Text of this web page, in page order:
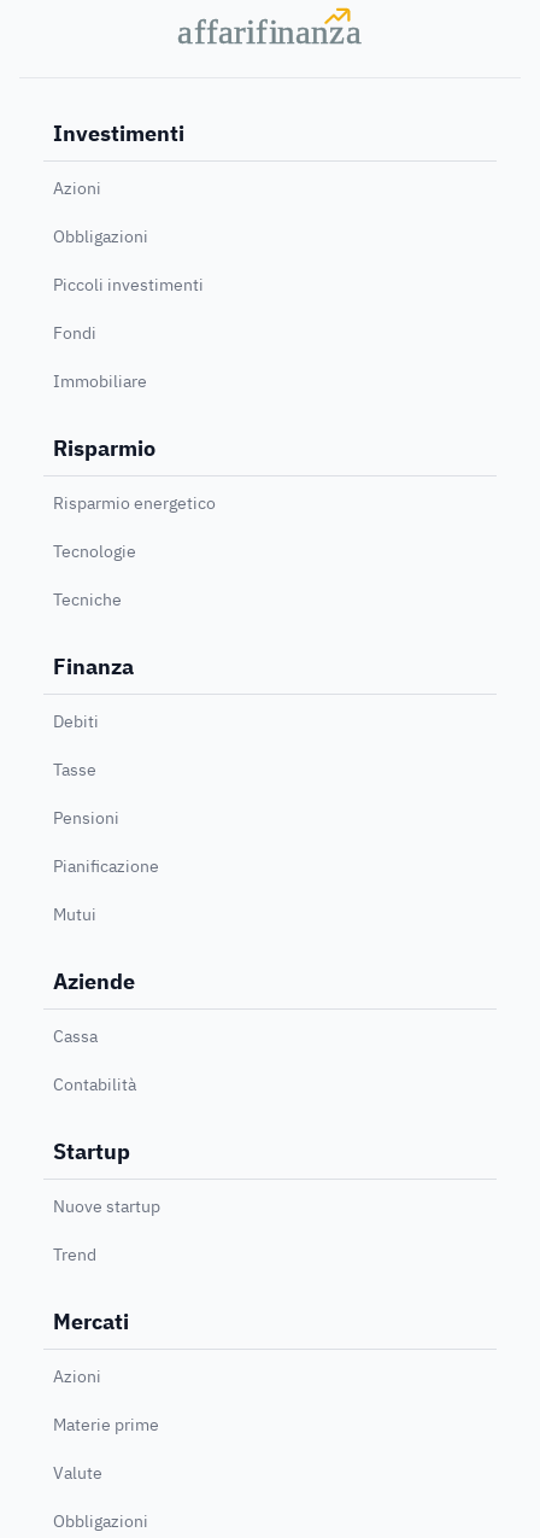
affarifinanza
affarifinanza
Investimenti
Azioni
Obbligazioni
Piccoli investimenti
Fondi
Immobiliare
Risparmio
Risparmio energetico
Tecnologie
Tecniche
Finanza
Debiti
Tasse
Pensioni
Pianificazione
Mutui
Aziende
Cassa
Contabilità
Startup
Nuove startup
Trend
Mercati
Azioni
Materie prime
Valute
Obbligazioni